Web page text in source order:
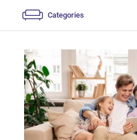
Categories